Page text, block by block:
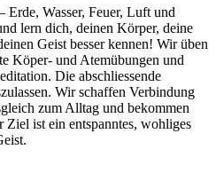
Erde, Wasser, Feuer, Luft und
lern dich, deinen Körper, deine
Geist besser kennen! Wir üben
Köper- und Atemübungen und
Die abschliessende
Wir schaffen Verbindung
zum Alltag und bekommen
ist ein entspanntes, wohliges